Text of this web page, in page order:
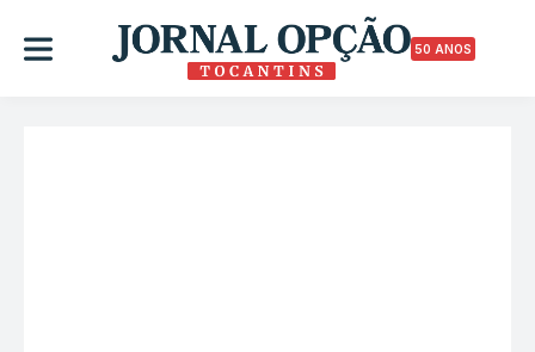
50 ANOS